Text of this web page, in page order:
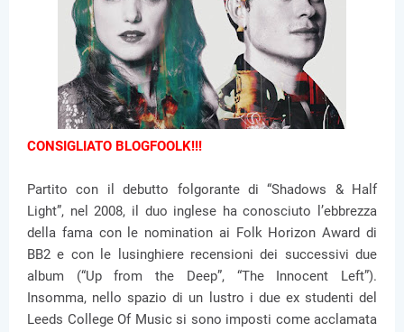
CONSIGLIATO BLOGFOOLK!!!
Partito con il debutto folgorante di “Shadows & Half
Light”, nel 2008, il duo inglese ha conosciuto l’ebbrezza
della fama con le nomination ai Folk Horizon Award di
BB2 e con le lusinghiere recensioni dei successivi due
album (“Up from the Deep”, “The Innocent Left”).
Insomma, nello spazio di un lustro i due ex studenti del
Leeds College Of Music si sono imposti come acclamata